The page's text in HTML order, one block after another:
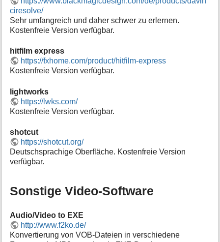
o
n
e
z
u
r
e
i
t
ciresolve/
Sehr umfangreich und daher schwer zu erlernen.
Kostenfreie Version verfügbar.
hitfilm express
https://fxhome.com/product/hitfilm-express
Kostenfreie Version verfügbar.
lightworks
https://lwks.com/
Kostenfreie Version verfügbar.
shotcut
https://shotcut.org/
Deutschsprachige Oberfläche. Kostenfreie Version
verfügbar.
Sonstige Video-Software
Audio/Video to EXE
http://www.f2ko.de/
Konvertierung von VOB-Dateien in verschiedene